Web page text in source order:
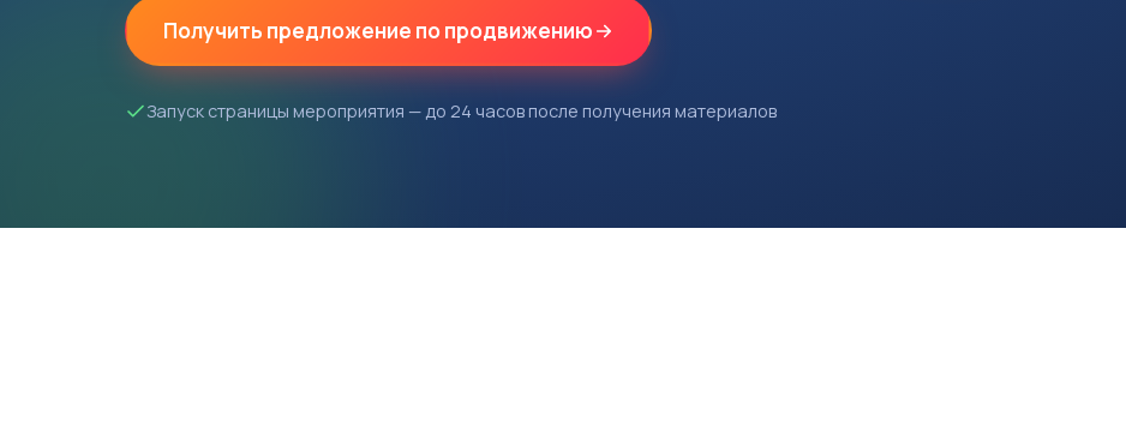
Получить предложение по продвижению
Запуск страницы мероприятия — до 24 часов после получения материалов